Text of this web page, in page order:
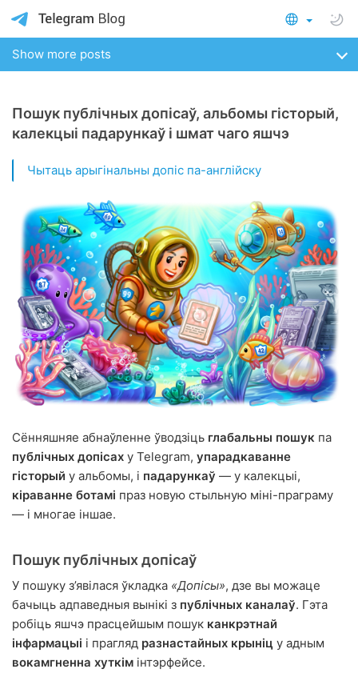
Show more posts
Пошук публічных допісаў, альбомы гісторый,
калекцыі падарункаў і шмат чаго яшчэ
Чытаць арыгінальны допіс па-англійску
Сённяшняе абнаўленне ўводзіць глабальны пошук па
публічных допісах у Telegram, упарадкаванне
гісторый у альбомы, і падарункаў — у калекцыі,
кіраванне ботамі праз новую стыльную міні-праграму
— і многае іншае.
Пошук публічных допісаў
У пошуку з’явілася ўкладка «Допісы», дзе вы можаце
бачыць адпаведныя вынікі з публічных каналаў. Гэта
робіць яшчэ прасцейшым пошук канкрэтнай
інфармацыі і прагляд разнастайных крыніц у адным
вокамгненна хуткім інтэрфейсе.